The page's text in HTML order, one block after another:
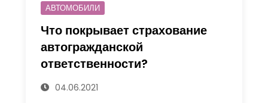
АВТОМОБИЛИ
Что покрывает страхование
автогражданской
ответственности?
04.06.2021